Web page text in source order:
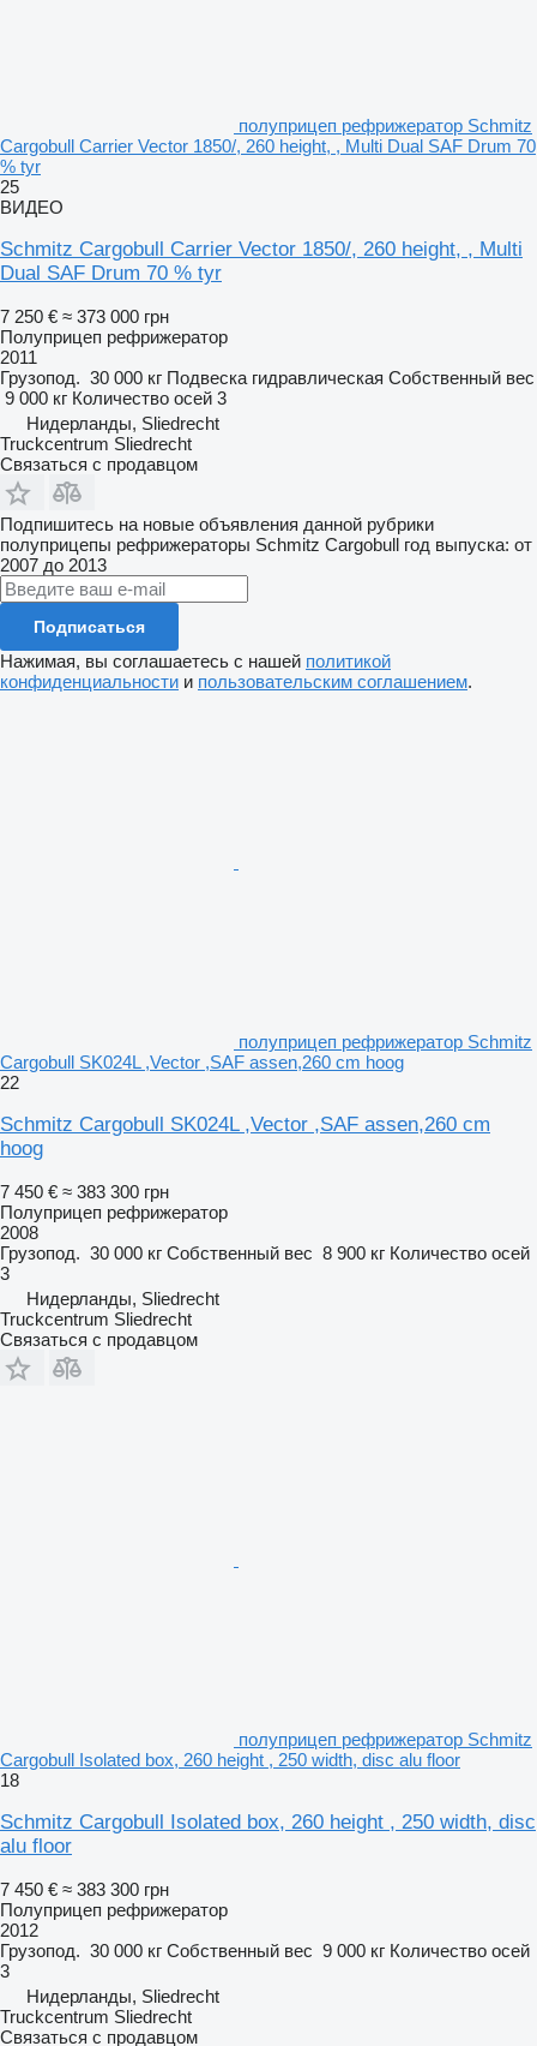
полуприцеп рефрижератор Schmitz
Cargobull Carrier Vector 1850/, 260 height, , Multi Dual SAF Drum 70
% tyr
25
ВИДЕО
Schmitz Cargobull Carrier Vector 1850/, 260 height, , Multi
Dual SAF Drum 70 % tyr
7 250 € ≈ 373 000 грн
Полуприцеп рефрижератор
2011
Грузопод. 30 000 кг Подвеска гидравлическая Собственный вес
9 000 кг Количество осей 3
Нидерланды, Sliedrecht
Truckcentrum Sliedrecht
Связаться с продавцом
Подпишитесь на новые объявления данной рубрики
полуприцепы рефрижераторы Schmitz Cargobull год выпуска: от
2007 до 2013
Подписаться
Нажимая, вы соглашаетесь с нашей политикой
конфиденциальности и пользовательским соглашением.
полуприцеп рефрижератор Schmitz
Cargobull SK024L ,Vector ,SAF assen,260 cm hoog
22
Schmitz Cargobull SK024L ,Vector ,SAF assen,260 cm
hoog
7 450 € ≈ 383 300 грн
Полуприцеп рефрижератор
2008
Грузопод. 30 000 кг Собственный вес 8 900 кг Количество осей
3
Нидерланды, Sliedrecht
Truckcentrum Sliedrecht
Связаться с продавцом
полуприцеп рефрижератор Schmitz
Cargobull Isolated box, 260 height , 250 width, disc alu floor
18
Schmitz Cargobull Isolated box, 260 height , 250 width, disc
alu floor
7 450 € ≈ 383 300 грн
Полуприцеп рефрижератор
2012
Грузопод. 30 000 кг Собственный вес 9 000 кг Количество осей
3
Нидерланды, Sliedrecht
Truckcentrum Sliedrecht
Связаться с продавцом